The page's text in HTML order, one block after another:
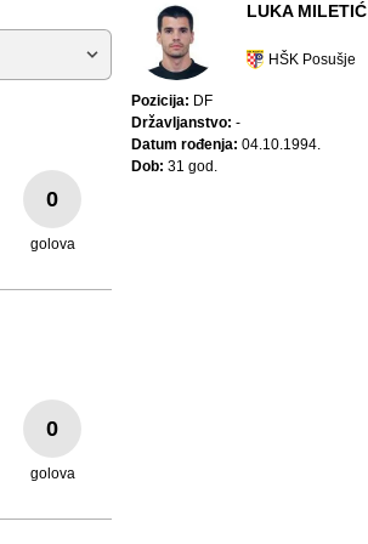
0
golova
0
golova
LUKA MILETIĆ
HŠK Posušje
Pozicija: DF
Državljanstvo: -
Datum rođenja: 04.10.1994.
Dob: 31 god.